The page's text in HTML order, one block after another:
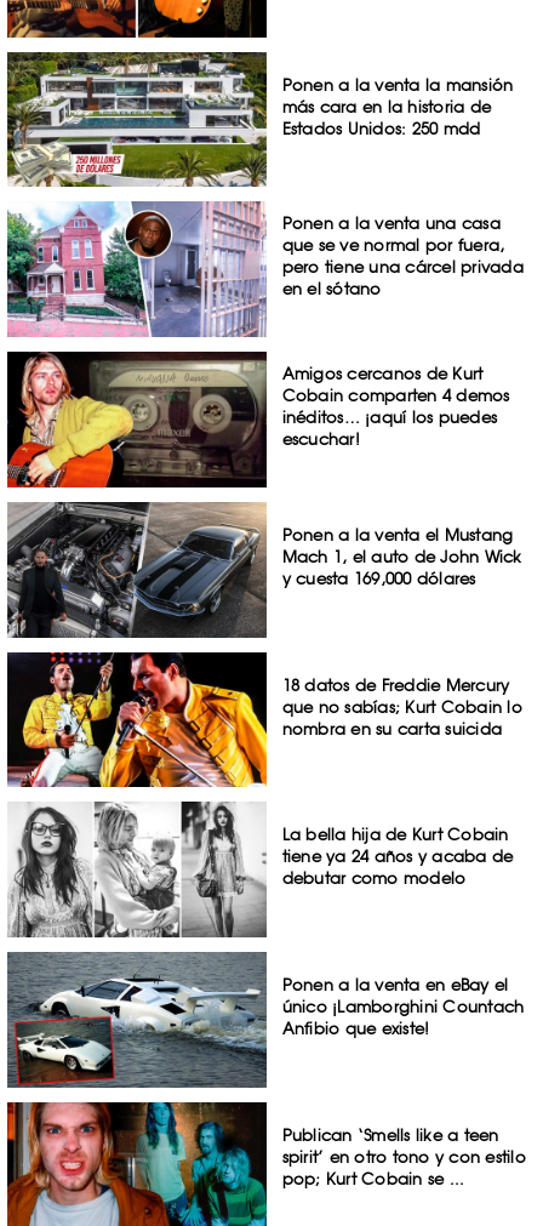
Ponen a la venta la mansión
más cara en la historia de
Estados Unidos: 250 mdd
Ponen a la venta una casa
que se ve normal por fuera,
pero tiene una cárcel privada
en el sótano
Amigos cercanos de Kurt
Cobain comparten 4 demos
inéditos… ¡aquí los puedes
escuchar!
Ponen a la venta el Mustang
Mach 1, el auto de John Wick
y cuesta 169,000 dólares
18 datos de Freddie Mercury
que no sabías; Kurt Cobain lo
nombra en su carta suicida
La bella hija de Kurt Cobain
tiene ya 24 años y acaba de
debutar como modelo
Ponen a la venta en eBay el
único ¡Lamborghini Countach
Anfibio que existe!
Publican ‘Smells like a teen
spirit’ en otro tono y con estilo
pop; Kurt Cobain se ...